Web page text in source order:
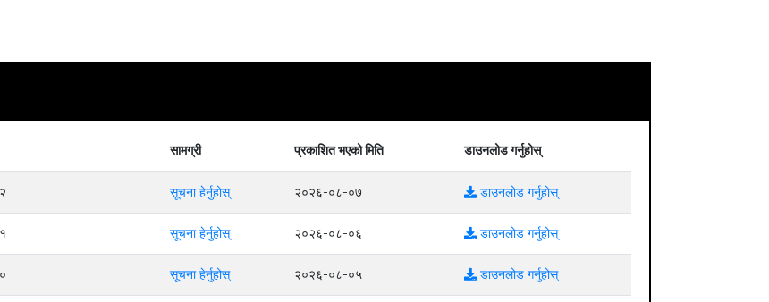
सामग्री प्रकाशित भएको मिति डाउनलोड गर्नुहोस्
सूचना हेर्नुहोस् २०२६-०८-०७ डाउनलोड गर्नुहोस्
सूचना हेर्नुहोस् २०२६-०८-०६ डाउनलोड गर्नुहोस्
सूचना हेर्नुहोस् २०२६-०८-०५ डाउनलोड गर्नुहोस्